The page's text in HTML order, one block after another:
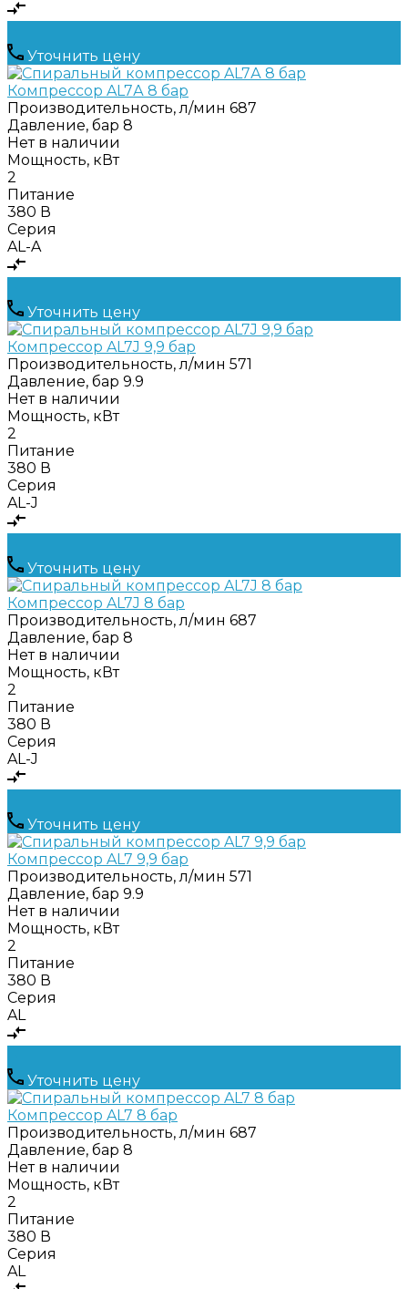
Уточнить цену
Компрессор AL7А 8 бар
Производительность, л/мин 687
Давление, бар 8
Нет в наличии
Мощность, кВт
2
Питание
380 В
Серия
AL-A
Уточнить цену
Компрессор AL7J 9,9 бар
Производительность, л/мин 571
Давление, бар 9.9
Нет в наличии
Мощность, кВт
2
Питание
380 В
Серия
AL-J
Уточнить цену
Компрессор AL7J 8 бар
Производительность, л/мин 687
Давление, бар 8
Нет в наличии
Мощность, кВт
2
Питание
380 В
Серия
AL-J
Уточнить цену
Компрессор AL7 9,9 бар
Производительность, л/мин 571
Давление, бар 9.9
Нет в наличии
Мощность, кВт
2
Питание
380 В
Серия
AL
Уточнить цену
Компрессор AL7 8 бар
Производительность, л/мин 687
Давление, бар 8
Нет в наличии
Мощность, кВт
2
Питание
380 В
Серия
AL